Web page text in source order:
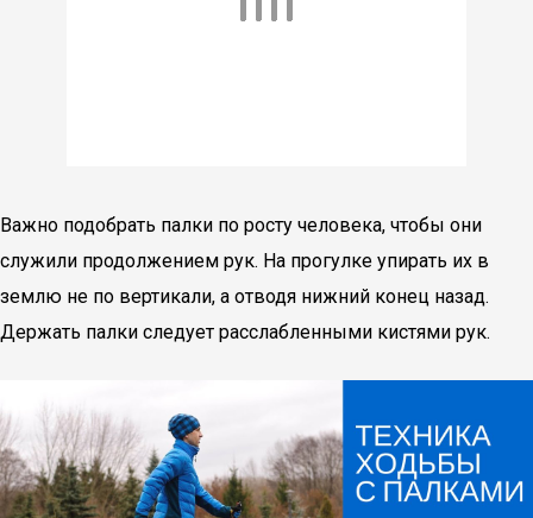
Важно подобрать палки по росту человека, чтобы они
служили продолжением рук. На прогулке упирать их в
землю не по вертикали, а отводя нижний конец назад.
Держать палки следует расслабленными кистями рук.